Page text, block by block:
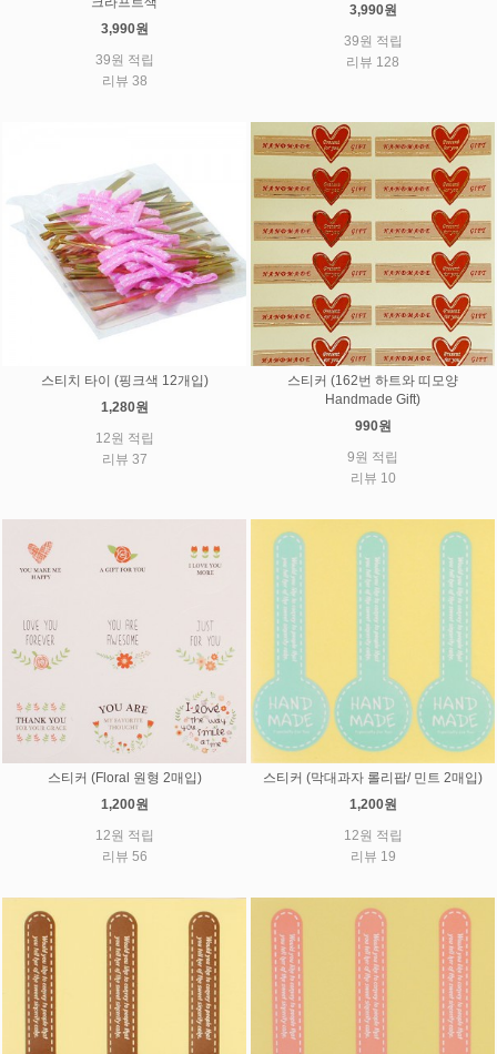
3,990원
39원 적립
리뷰 38
3,990원
39원 적립
리뷰 128
스티치 타이 (핑크색 12개입)
1,280원
12원 적립
리뷰 37
스티커 (162번 하트와 띠모양
Handmade Gift)
990원
9원 적립
리뷰 10
스티커 (Floral 원형 2매입)
1,200원
12원 적립
리뷰 56
스티커 (막대과자 롤리팝/ 민트 2매입)
1,200원
12원 적립
리뷰 19